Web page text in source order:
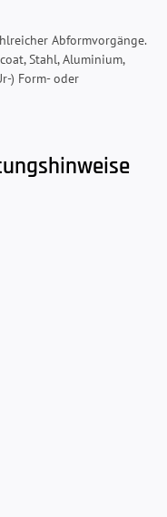
Abformvorgänge.
Stahl, Aluminium,
) Form- oder